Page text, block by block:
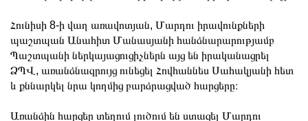
Հունիսի 8-ի վաղ առավոտյան, Մարդու իրավունքների
պաշտպան Անահիտ Մանասյանի հանձնարարությամբ
Պաշտպանի ներկայացուցիչներն այց են իրականացրել
ՁՊՎ, առանձնազրույց ունեցել Հովհաննես Սահակյանի հետ
և քննարկել նրա կողմից բարձրացված հարցերը։
Առանձին հարցեր տեղում լուծում են ստացել Մարդու